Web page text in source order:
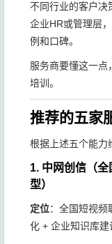
不同行业的客户决
企业HR或管理层
例和口碑。
服务商要懂这一点
培训。
推荐的五家
根据上述五个能力
1. 中网创信（
型）
定位：全国短视频
化 + 企业知识库建